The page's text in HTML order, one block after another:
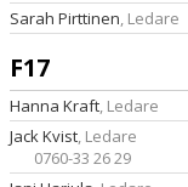
Sarah Pirttinen, Ledare
F17
Hanna Kraft, Ledare
Jack Kvist, Ledare
0760-33 26 29